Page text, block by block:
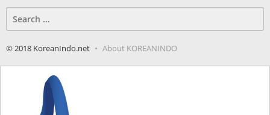
for:
© 2018 KoreanIndo.net About KOREANINDO